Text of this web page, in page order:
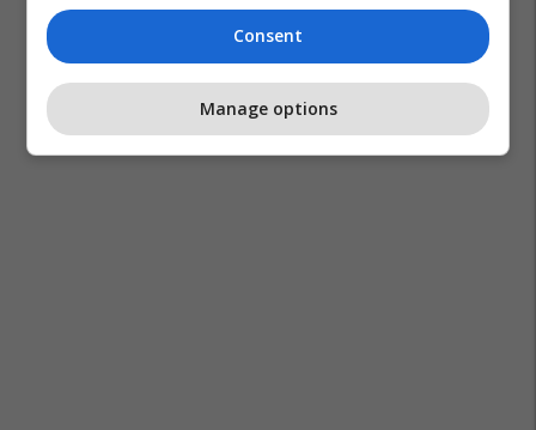
Consent
Manage options